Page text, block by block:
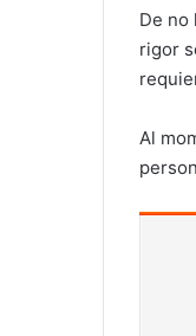
De no
rigor
Al